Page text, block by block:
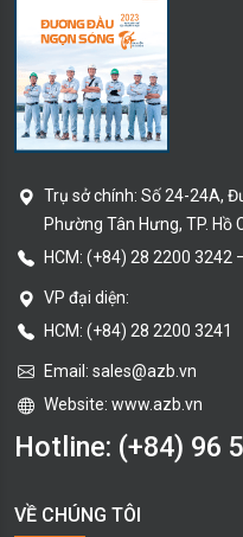
Trụ sở chính: Số 24-24A,
Phường Tân Hưng, TP. Hồ
HCM: (+84) 28 2200 3242
VP đại diện:
HCM: (+84) 28 2200 3241
Email: sales@azb.vn
Website: www.azb.vn
Hotline: (+84) 96
VỀ CHÚNG TÔI